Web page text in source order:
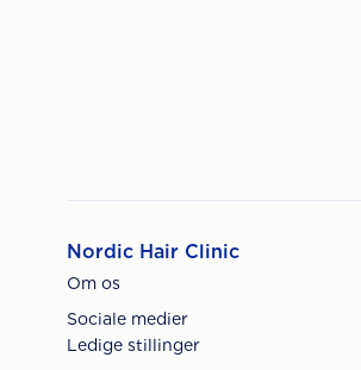
Nordic Hair Clinic
Om os
Sociale medier
Ledige stillinger